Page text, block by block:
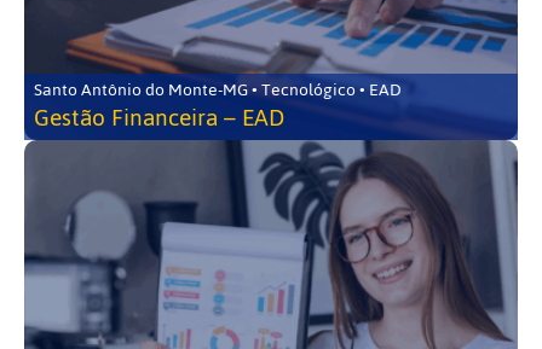
Santo Antônio do Monte-MG • Tecnológico • EAD
Gestão Financeira – EAD